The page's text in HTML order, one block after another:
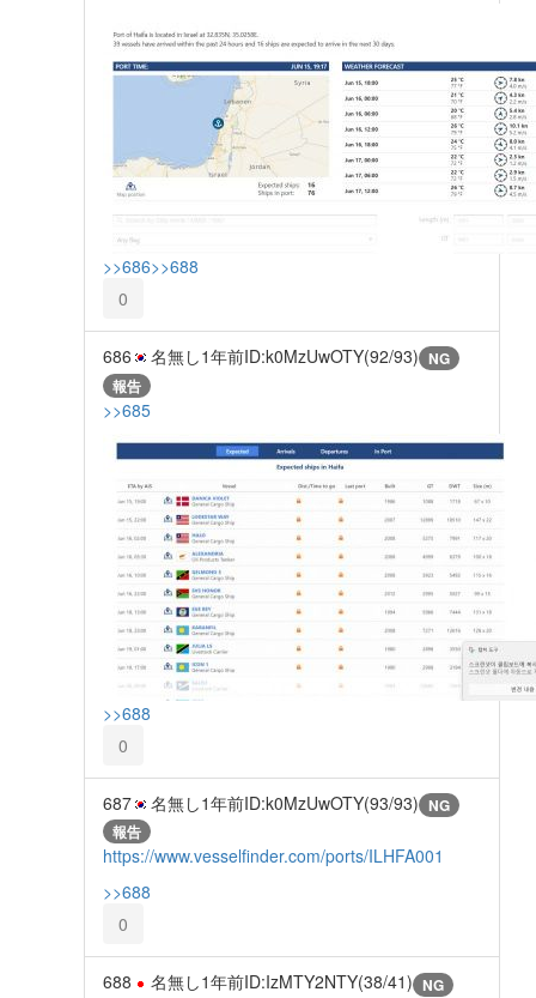
>>686>>688
0
686 名無し1年前ID:k0MzUwOTY(92/93) NG
報告
>>685
>>688
0
687 名無し1年前ID:k0MzUwOTY(93/93) NG
報告
https://www.vesselfinder.com/ports/ILHFA001
>>688
0
688 名無し1年前ID:IzMTY2NTY(38/41) NG